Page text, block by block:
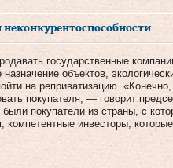
государственные
объектов,
на реприватизацию.
покупателя, — говорит
покупатели из страны, с
инвесторы,